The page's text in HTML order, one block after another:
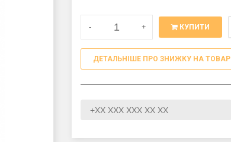
- + КУПИТИ
ДЕТАЛЬНІШЕ ПРО ЗНИЖКУ НА ТОВАР